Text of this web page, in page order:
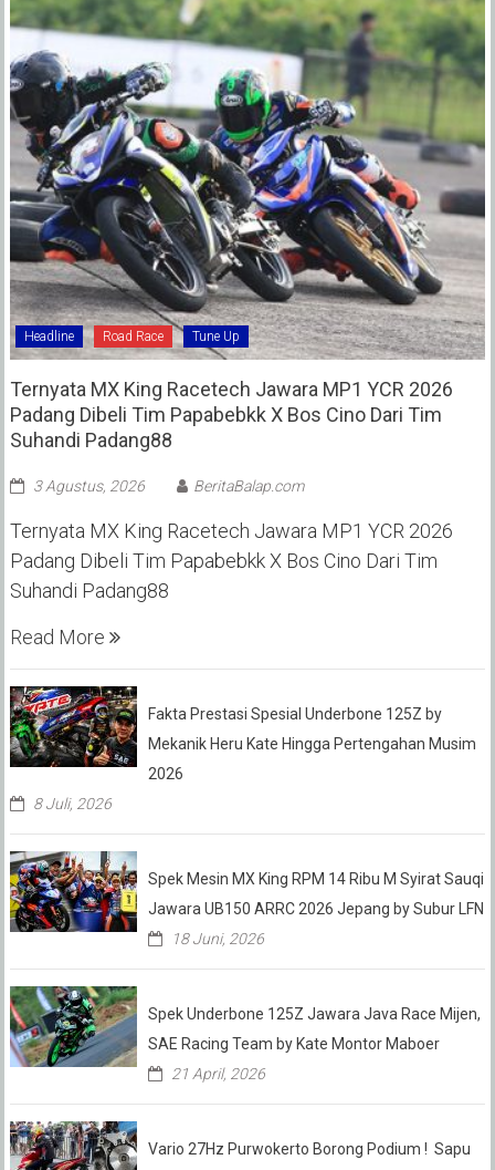
Headline Road Race Tune Up
Ternyata MX King Racetech Jawara MP1 YCR 2026
Padang Dibeli Tim Papabebkk X Bos Cino Dari Tim
Suhandi Padang88
3 Agustus, 2026 BeritaBalap.com
Ternyata MX King Racetech Jawara MP1 YCR 2026
Padang Dibeli Tim Papabebkk X Bos Cino Dari Tim
Suhandi Padang88
Read More
Fakta Prestasi Spesial Underbone 125Z by
Mekanik Heru Kate Hingga Pertengahan Musim
2026
8 Juli, 2026
Spek Mesin MX King RPM 14 Ribu M Syirat Sauqi
Jawara UB150 ARRC 2026 Jepang by Subur LFN
18 Juni, 2026
Spek Underbone 125Z Jawara Java Race Mijen,
SAE Racing Team by Kate Montor Maboer
21 April, 2026
Vario 27Hz Purwokerto Borong Podium ! Sapu